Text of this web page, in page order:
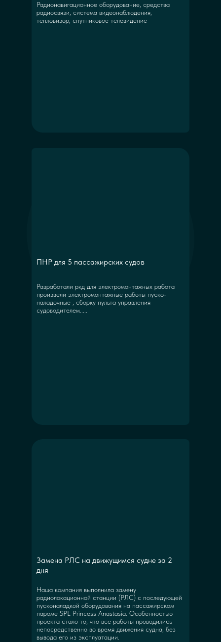
Наша компания выполнила замену
радиолокационной станции (РЛС) с последующей
пусконаладкой оборудования на пассажирском
пароме SPL Princess Anastasia. Особенностью
проекта стало то, что все работы проводились
непосредственно во время движения судна, без
вывода его из эксплуатации.
Замена РЛС на движущимся судне за 2
дня
Разработали ркд для электромонтажных работа
произвели электромонтажные работы пуско-
наладочные , сборку пульта управления
судоводителем.....
ПНР для 5 пассажирских судов
Радионавигационное оборудование, средства
радиосвязи, система видеонаблюдения,
тепловизор, спутниковое телевидение